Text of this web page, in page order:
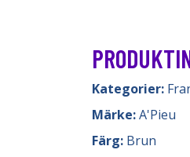
Kategorier:
Märke:A'Pieu
Färg: Brun